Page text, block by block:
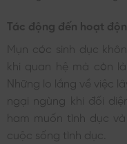
Tác động đến hoạt
Mụn cóc sinh dục
khi quan hệ mà còn
Những lo lắng về việc
ngại ngùng khi đối
ham muốn tình dục
cuộc sống tình dục.